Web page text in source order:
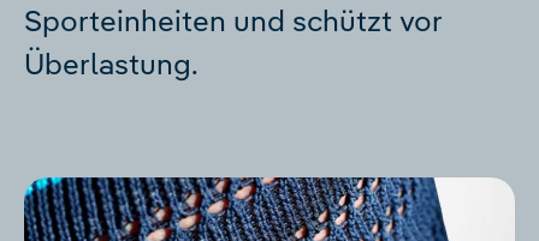
Sporteinheiten und schützt vor
Überlastung.